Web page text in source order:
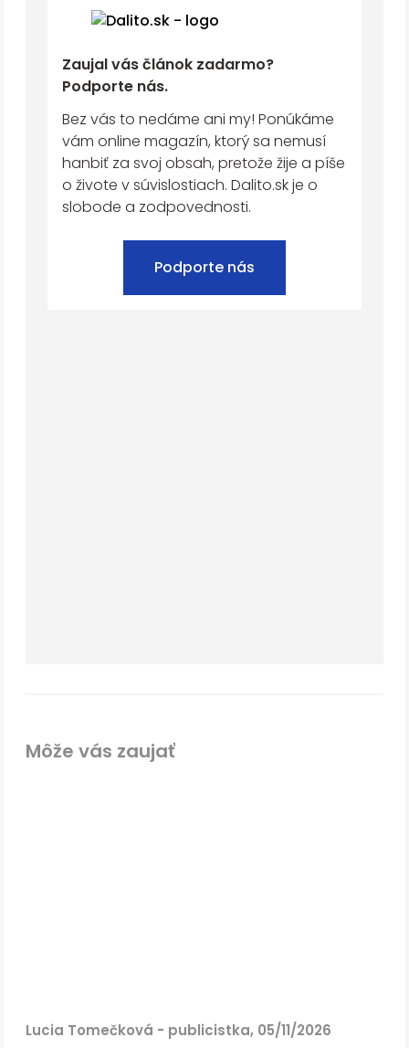
Zaujal vás článok zadarmo?
Podporte nás.
Bez vás to nedáme ani my! Ponúkáme
vám online magazín, ktorý sa nemusí
hanbiť za svoj obsah, pretože žije a píše
o živote v súvislostiach. Dalito.sk je o
slobode a zodpovednosti.
Podporte nás
Môže vás zaujať
Lucia Tomečková - publicistka, 05/11/2026